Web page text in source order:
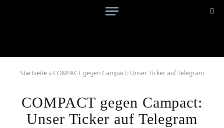
Startseite »COMPACT gegen Campact: Unser Ticker auf Telegram
COMPACT gegen Campact:
Unser Ticker auf Telegram